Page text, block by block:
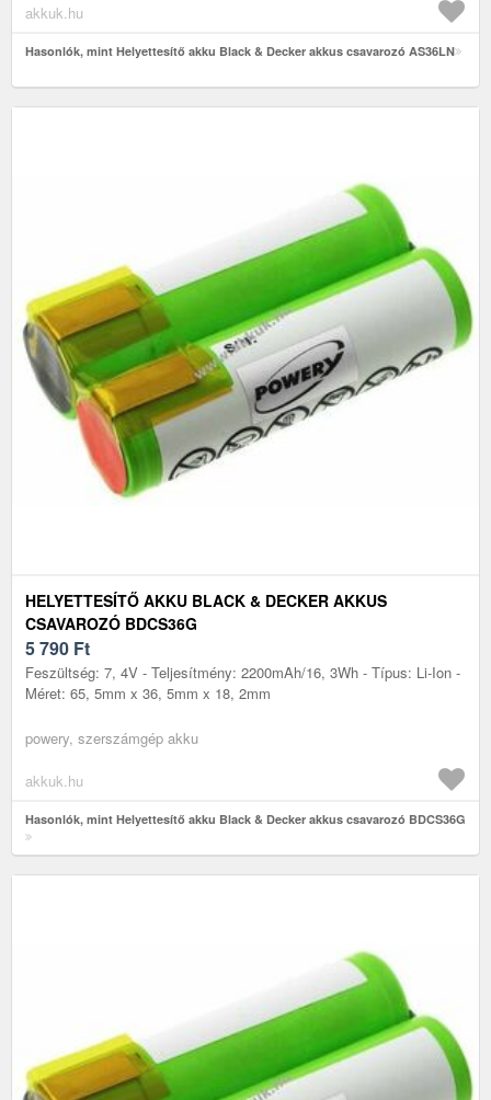
akkuk.hu
Hasonlók, mint Helyettesítő akku Black & Decker akkus csavarozó AS36LN
HELYETTESÍTŐ AKKU BLACK & DECKER AKKUS
CSAVAROZÓ BDCS36G
5 790 Ft
Feszültség: 7, 4V - Teljesítmény: 2200mAh/16, 3Wh - Típus: Li-Ion -
Méret: 65, 5mm x 36, 5mm x 18, 2mm
powery, szerszámgép akku
akkuk.hu
Hasonlók, mint Helyettesítő akku Black & Decker akkus csavarozó BDCS36G